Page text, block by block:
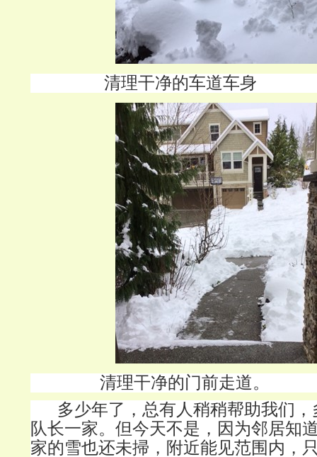
清理干净的车道车身
清理干净的门前走道。
多少年了，总有人稍稍帮助我们
队长一家。但今天不是，因为邻居知
家的雪也还未掃，附近能见范围内，